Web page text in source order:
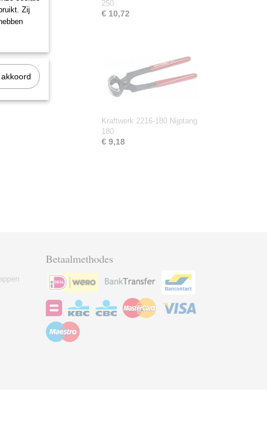
250
€ 10,72
Kraftwerk 2216-180 Nijptang
180
€ 9,18
Betaalmethodes
Zij